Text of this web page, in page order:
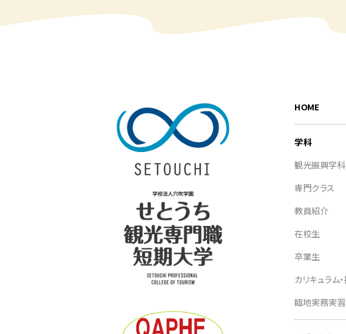
HOME
学科
観光振興学科
専門クラス
教員紹介
在校生
卒業生
カリキュラム
臨地実務実習